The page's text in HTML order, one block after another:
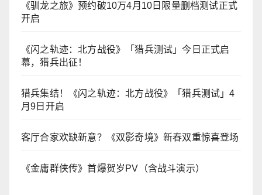
《驯龙之旅》预约破10万4月10日限量删档测试正式
开启
《闪之轨迹：北方战役》「猎兵测试」今日正式启
幕，猎兵出征！
猎兵集结！《闪之轨迹：北方战役》「猎兵测试」4
月9日开启
客厅合家欢缺新意？《双影奇境》新春双重惊喜登场
《金庸群侠传》首爆贺岁PV（含战斗演示）